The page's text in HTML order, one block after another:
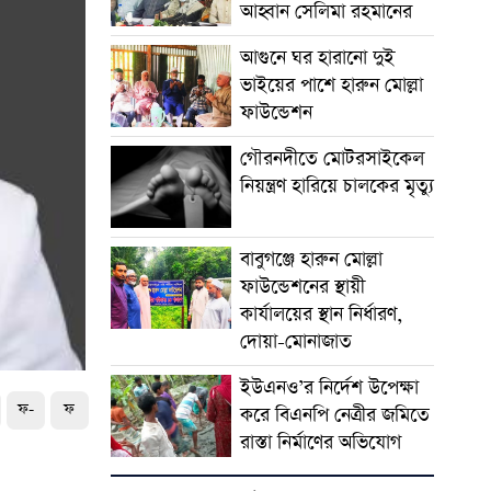
ফ- ফ
আহ্বান সেলিমা রহমানের
আগুনে ঘর হারানো দুই
ভাইয়ের পাশে হারুন মোল্লা
ফাউন্ডেশন
গৌরনদীতে মোটরসাইকেল
নিয়ন্ত্রণ হারিয়ে চালকের মৃত্যু
বাবুগঞ্জে হারুন মোল্লা
ফাউন্ডেশনের স্থায়ী
কার্যালয়ের স্থান নির্ধারণ,
দোয়া-মোনাজাত
ইউএনও’র নির্দেশ উপেক্ষা
করে বিএনপি নেত্রীর জমিতে
রাস্তা নির্মাণের অভিযোগ